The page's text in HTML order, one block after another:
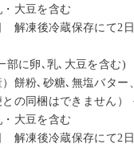
・大豆を含む
解凍後冷蔵保存にて2
部に卵､乳､大豆を含む)
餅粉､砂糖､無塩バター
の同梱はできません
・大豆を含む
解凍後冷蔵保存にて2